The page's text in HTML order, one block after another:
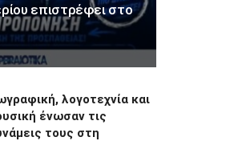
επιστρέφει στο
λογοτεχνία και
ένωσαν τις
τους στη